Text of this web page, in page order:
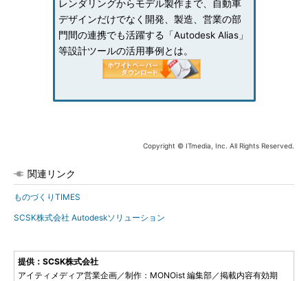
レンダリングからモデル製作まで、自動車
デザインだけでなく開発、製造、営業の部
門間の連携でも活躍する「Autodesk Alias」
等設計ツールの活用事例とは。
Copyright © ITmedia, Inc. All Rights Reserved.
関連リンク
ものづくりTIMES
SCSK株式会社 Autodeskソリューション
提供：SCSK株式会社
アイティメディア営業企画／制作：MONOist 編集部／掲載内容有効期